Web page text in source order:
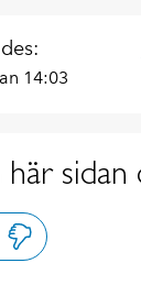
14:03
sidan